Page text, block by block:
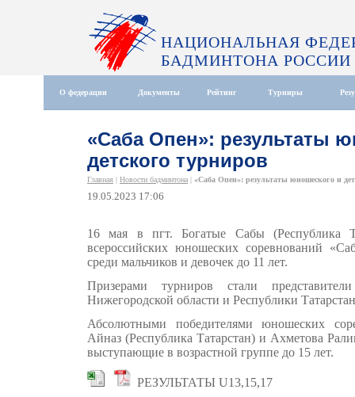
НАЦИОНАЛЬНАЯ
БАДМИНТОНА РОССИИ
О федерации Документы Рейтинг Турниры
«Саба Опен»: результаты
детского турниров
Главная | Новости бадминтона | «Саба Опен»: результаты юношеского и
19.05.2023 17:06
16 мая в пгт. Богатые Сабы (Республика
всероссийских юношеских соревнований
среди мальчиков и девочек до 11 лет.
Призерами турниров стали
Нижегородской области и Республики
Абсолютными победителями юношеских
Айназ (Республика Татарстан) и Ахметова
выступающие в возрастной группе до 15 лет.
РЕЗУЛЬТАТЫ U13,15,17